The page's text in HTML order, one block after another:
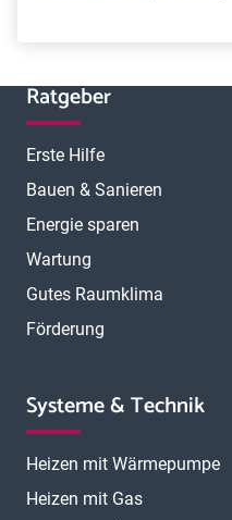
Ratgeber
Erste Hilfe
Bauen & Sanieren
Energie sparen
Wartung
Gutes Raumklima
Förderung
Systeme & Technik
Heizen mit Wärmepumpe
Heizen mit Gas